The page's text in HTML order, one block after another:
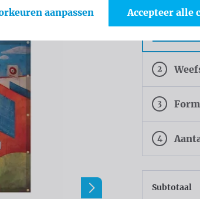
2
3
4
Subtotaal
aanpassen Accepteer alle